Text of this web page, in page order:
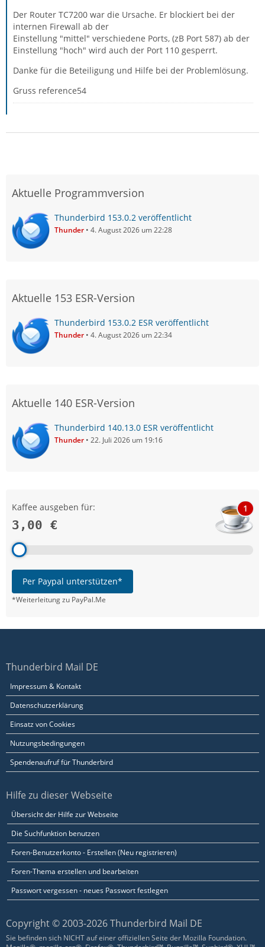
Der Router TC7200 war die Ursache. Er blockiert bei der
internen Firewall ab der
Einstellung "mittel" verschiedene Ports, (zB Port 587) ab der
Einstellung "hoch" wird auch der Port 110 gesperrt.
Danke für die Beteiligung und Hilfe bei der Problemlösung.
Gruss reference54
Aktuelle Programmversion
Thunderbird 153.0.2 veröffentlicht
Thunder 4. August 2026 um 22:28
Aktuelle 153 ESR-Version
Thunderbird 153.0.2 ESR veröffentlicht
Thunder 4. August 2026 um 22:34
Aktuelle 140 ESR-Version
Thunderbird 140.13.0 ESR veröffentlicht
Thunder 22. Juli 2026 um 19:16
Kaffee ausgeben für:
3,00 €
1
Per Paypal unterstützen*
*Weiterleitung zu PayPal.Me
Thunderbird Mail DE
Impressum & Kontakt
Datenschutzerklärung
Einsatz von Cookies
Nutzungsbedingungen
Spendenaufruf für Thunderbird
Hilfe zu dieser Webseite
Übersicht der Hilfe zur Webseite
Die Suchfunktion benutzen
Foren-Benutzerkonto - Erstellen (Neu registrieren)
Foren-Thema erstellen und bearbeiten
Passwort vergessen - neues Passwort festlegen
Copyright © 2003-2026 Thunderbird Mail DE
Sie befinden sich NICHT auf einer offiziellen Seite der Mozilla Foundation.